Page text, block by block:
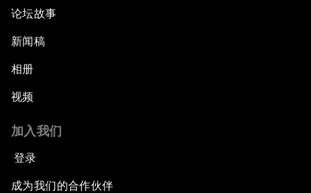
论坛故事
新闻稿
相册
视频
加入我们
登录
成为我们的合作伙伴